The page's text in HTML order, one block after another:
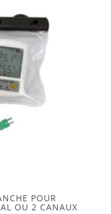
POUR
OU 2 CANAUX